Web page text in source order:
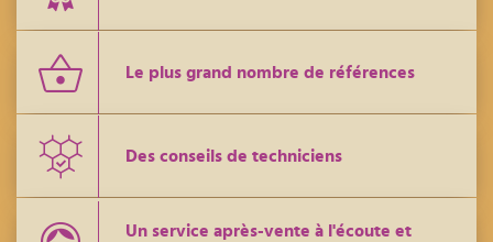
Le plus grand nombre de références
Des conseils de techniciens
Un service après-vente à l'écoute et